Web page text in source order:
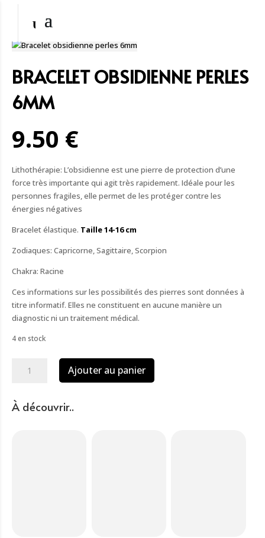
BRACELET OBSIDIENNE PERLES
6MM
9.50 €
Lithothérapie: L’obsidienne est une pierre de protection d’une
force très importante qui agit très rapidement. Idéale pour les
personnes fragiles, elle permet de les protéger contre les
énergies négatives
Bracelet élastique. Taille 14-16 cm
Zodiaques: Capricorne, Sagittaire, Scorpion
Chakra: Racine
Ces informations sur les possibilités des pierres sont données à
titre informatif. Elles ne constituent en aucune manière un
diagnostic ni un traitement médical.
4 en stock
obsidienne
Ajouter au panier
À découvrir..